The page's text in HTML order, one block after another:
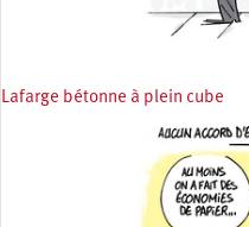
Lafarge bétonne à plein cube